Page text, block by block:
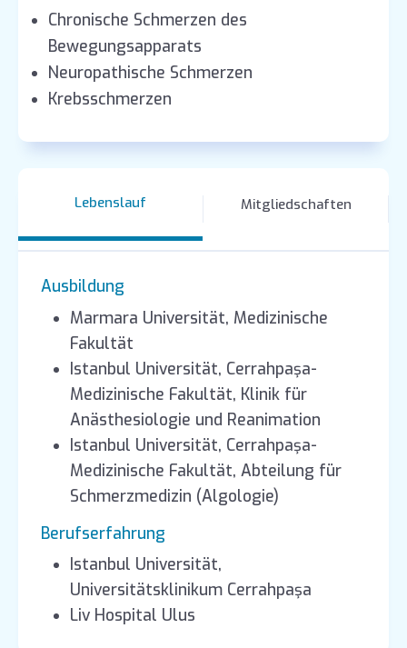
Chronische Schmerzen des
Bewegungsapparats
Neuropathische Schmerzen
Krebsschmerzen
Lebenslauf Mitgliedschaften
Ausbildung
Marmara Universität, Medizinische
Fakultät
Istanbul Universität, Cerrahpaşa-
Medizinische Fakultät, Klinik für
Anästhesiologie und Reanimation
Istanbul Universität, Cerrahpaşa-
Medizinische Fakultät, Abteilung für
Schmerzmedizin (Algologie)
Berufserfahrung
Istanbul Universität,
Universitätsklinikum Cerrahpaşa
Liv Hospital Ulus